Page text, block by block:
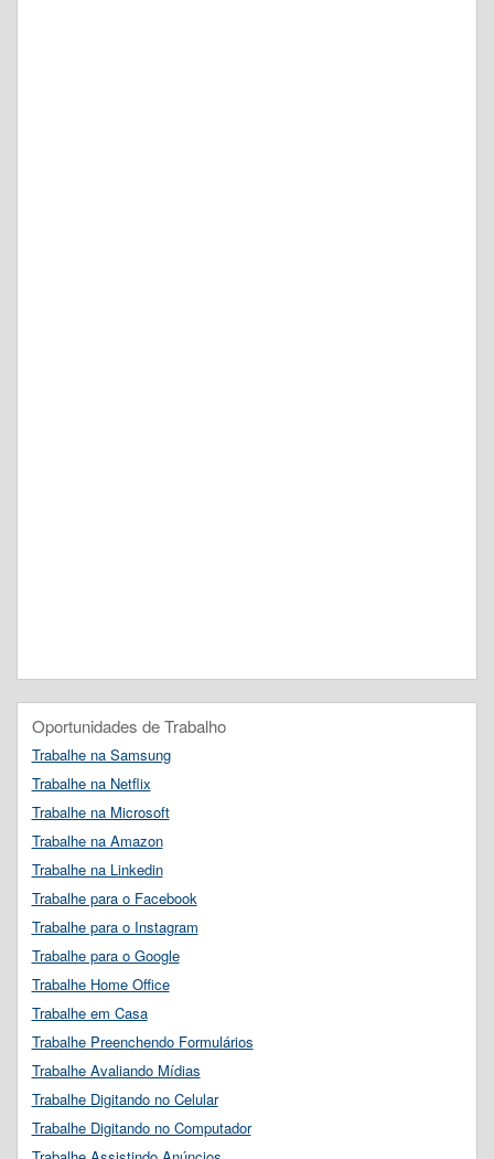
Oportunidades de Trabalho
Trabalhe na Samsung
Trabalhe na Netflix
Trabalhe na Microsoft
Trabalhe na Amazon
Trabalhe na Linkedin
Trabalhe para o Facebook
Trabalhe para o Instagram
Trabalhe para o Google
Trabalhe Home Office
Trabalhe em Casa
Trabalhe Preenchendo Formulários
Trabalhe Avaliando Mídias
Trabalhe Digitando no Celular
Trabalhe Digitando no Computador